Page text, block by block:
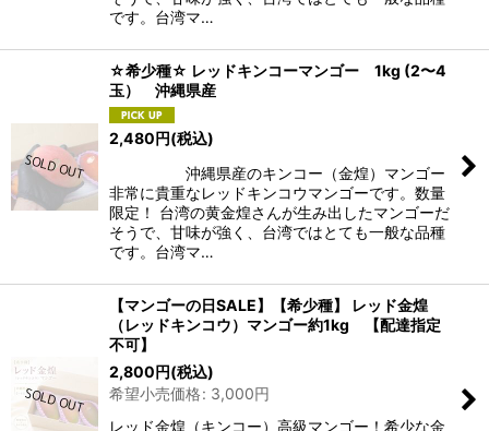
です。台湾マ…
☆希少種☆ レッドキンコーマンゴー 1kg (2〜4
玉） 沖縄県産
2,480円(税込)
沖縄県産のキンコー（金煌）マンゴー
非常に貴重なレッドキンコウマンゴーです。数量
限定！ 台湾の黄金煌さんが生み出したマンゴーだ
そうで、甘味が強く、台湾ではとても一般な品種
です。台湾マ…
【マンゴーの日SALE】【希少種】 レッド金煌
（レッドキンコウ）マンゴー約1kg 【配達指定
不可】
2,800円(税込)
希望小売価格: 3,000円
レッド金煌（キンコー）高級マンゴー！希少な金